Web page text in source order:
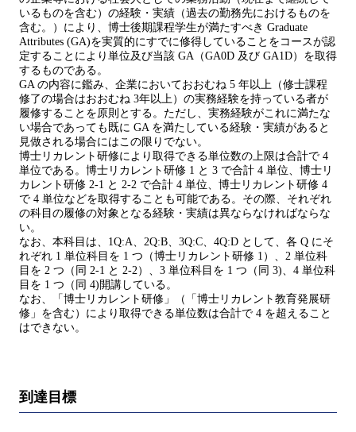
いるものを含む）の経験・実績（過去の勤務先におけるものを
含む。）により、博士後期課程学生が満たすべき Graduate
Attributes (GA)を実質的にすでに修得していることをコースが認
定することにより単位及び当該 GA（GA0D 及び GA1D）を取得
するものである。
GA の内容に鑑み、企業においておおむね 5 年以上（修士課程
修了の場合はおおむね 3年以上）の実務経験を持っている者が
履修することを原則とする。ただし、実務経験がこれに満たな
い場合であっても既に GA を満たしている経験・実績があると
見做される場合にはこの限りでない。
博士リカレント研修により取得できる単位数の上限は合計で 4
単位である。博士リカレント研修 1 と 3 で合計 4 単位、博士リ
カレント研修 2-1 と 2-2 で合計 4 単位、博士リカレント研修 4
で 4 単位などを取得することも可能である。その際、それぞれ
の科目の履修の対象となる経験・実績は異ならなければならな
い。
なお、本科目は、1Q:A、2Q:B、3Q:C、4Q:D として、各 Q にそ
れぞれ 1 単位科目を 1 つ（博士リカレント研修 1）、2 単位科
目を 2 つ（同 2-1 と 2-2）、3 単位科目を 1 つ（同 3)、4 単位科
目を 1 つ（同 4)開講している。
なお、「博士リカレント研修」（「博士リカレント教育発展研
修」を含む）により取得できる単位数は合計で 4 を超えること
はできない。
到達目標